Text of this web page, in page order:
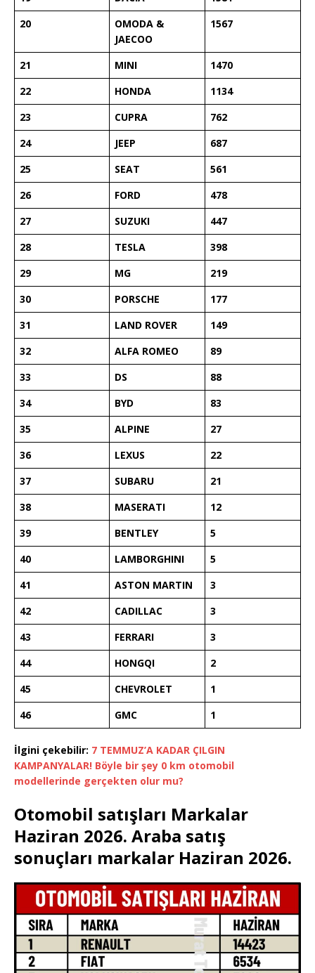
20
OMODA &
JAECOO
1567
21 MINI
1470
22
HONDA
1134
23
CUPRA
762
24
JEEP
687
25
SEAT
561
26
FORD
478
27
SUZUKI
447
28
TESLA
398
29
MG
219
30
PORSCHE
177
31
LAND ROVER
149
32
ALFA ROMEO
89
33
DS
88
34
BYD
83
35
ALPINE
27
36
LEXUS
22
37
SUBARU
21
38
MASERATI
12
39
BENTLEY
5
40
LAMBORGHINI
5
41
ASTON MARTIN
3
42
CADILLAC
3
43
FERRARI
3
44
HONGQI
2
45
CHEVROLET
1
46
GMC 1
İlgini çekebilir: 7 TEMMUZ’A KADAR ÇILGIN
KAMPANYALAR! Böyle bir şey 0 km otomobil
modellerinde gerçekten olur mu?
Otomobil satışları Markalar
Haziran 2026. Araba satış
sonuçları markalar Haziran 2026.